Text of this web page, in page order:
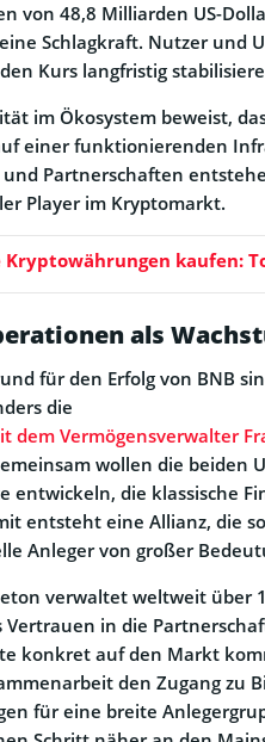
von 48,8 Milliarden US-
Schlagkraft. Nutzer und
Kurs langfristig
im Ökosystem beweist,
einer funktionierenden
Partnerschaften
Player im Kryptomarkt.
Kryptowährungen kaufen:
als
für den Erfolg von BNB
die
dem Vermögensverwalter
wollen die beiden
entwickeln, die klassische
entsteht eine Allianz, die
Anleger von großer
verwaltet weltweit über
Vertrauen in die
konkret auf den Markt
den Zugang zu
für eine breite